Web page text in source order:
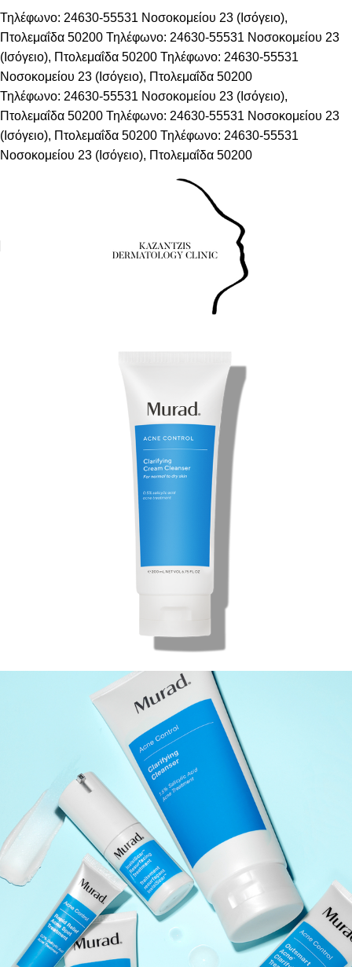
Τηλέφωνο: 24630-55531 Νοσοκομείου 23 (Ισόγειο),
Πτολεμαΐδα 50200 Τηλέφωνο: 24630-55531 Νοσοκομείου 23
(Ισόγειο), Πτολεμαΐδα 50200 Τηλέφωνο: 24630-55531
Νοσοκομείου 23 (Ισόγειο), Πτολεμαΐδα 50200
Τηλέφωνο: 24630-55531 Νοσοκομείου 23 (Ισόγειο),
Πτολεμαΐδα 50200 Τηλέφωνο: 24630-55531 Νοσοκομείου 23
(Ισόγειο), Πτολεμαΐδα 50200 Τηλέφωνο: 24630-55531
Νοσοκομείου 23 (Ισόγειο), Πτολεμαΐδα 50200